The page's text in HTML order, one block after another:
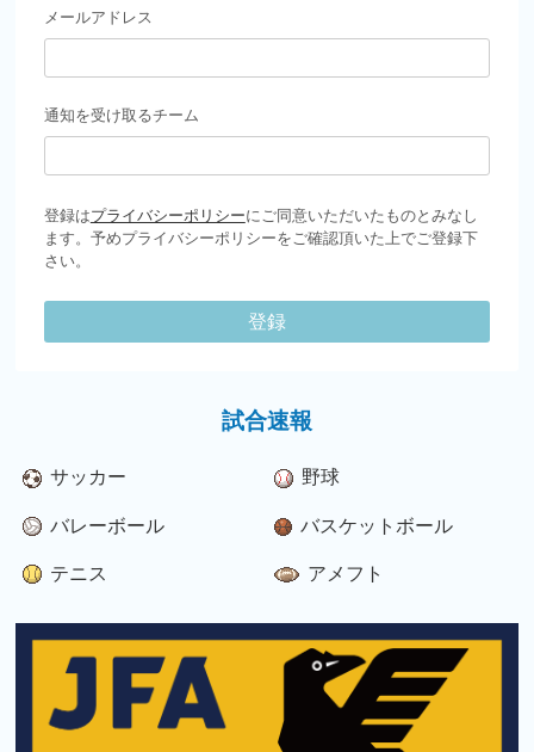
メールアドレス
通知を受け取るチーム
登録はプライバシーポリシーにご同意いただいたものとみなし
ます。予めプライバシーポリシーをご確認頂いた上でご登録下
さい。
登録
試合速報
サッカー 野球
バレーボール バスケットボール
テニス アメフト